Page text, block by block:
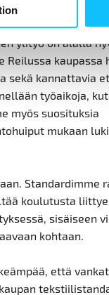
vapaa-aikaa ja
työntekijät
ylityö on alalla
kaupassa
sekä kannattavia
työaikoja,
myös suosituksia
mukaan
Standardimme
koulutusta
sisäiseen
kohtaan.
että